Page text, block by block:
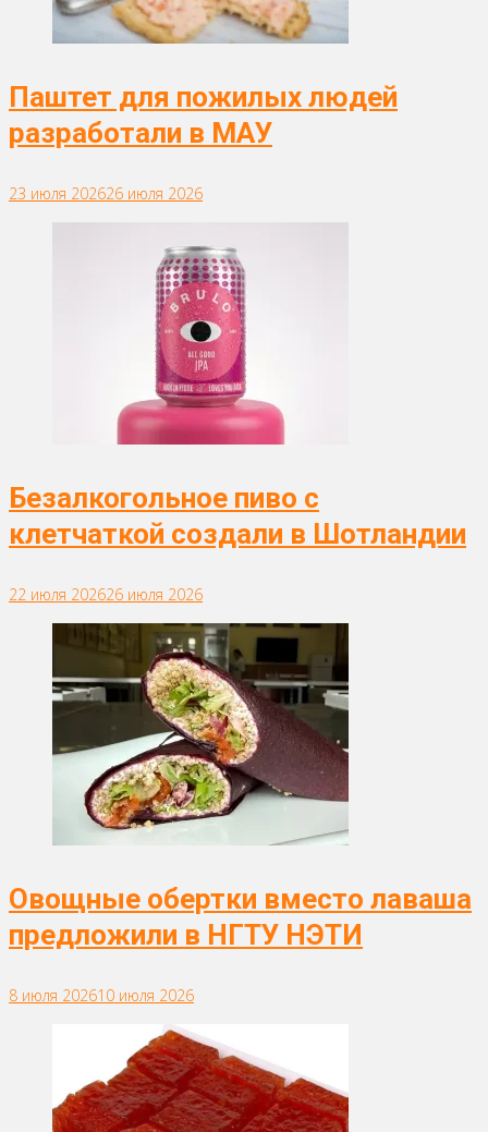
Паштет для пожилых людей
разработали в МАУ
23 июля 202626 июля 2026
Безалкогольное пиво с
клетчаткой создали в Шотландии
22 июля 202626 июля 2026
Овощные обертки вместо лаваша
предложили в НГТУ НЭТИ
8 июля 202610 июля 2026